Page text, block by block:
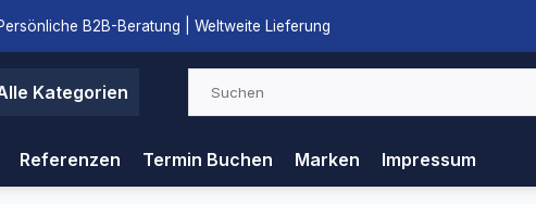
B2B-Beratung | Weltweite Lieferung
Kategorien
Referenzen Termin Buchen Marken Impressum